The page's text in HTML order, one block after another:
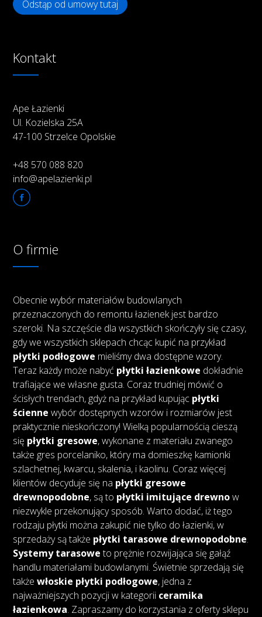
Odstąp od umowy tutaj
Kontakt
Ape Łazienki
Ul. Kozielska 25A
47-100 Strzelce Opolskie
+48 570 088 820
info@apelazienki.pl
O firmie
Obecnie wybór materiałów budowlanych
przeznaczonych do remontu łazienek jest bardzo
szeroki. Na szczęście dla wszystkich skończyły się czasy,
gdy we wszystkich sklepach chcąc kupić na przykład
płytki podłogowe mieliśmy dwa dostępne wzory.
Teraz każdy może nabyć płytki łazienkowe dokładnie
trafiające we własne gusta. Coraz trudniej mówić o
ścisłych trendach, gdyż na przykład kupując płytki
ścienne wybór dostępnych wzorów i rozmiarów jest
praktycznie nieskończony! Wielką popularnością cieszą
się płytki gresowe, wykonane z materiału zwanego
także gres porcelaniko, który ma domieszkę kamionki
szlachetnej, kwarcu, skalenia, i kaolinu. Coraz więcej
klientów decyduje się na płytki gresowe
drewnopodobne, są to płytki imitujące drewnow
niezwykle przekonujący sposób. Warto dodać, iż tego
rodzaju płytki można zakupić nie tylko do łazienki, w
sprzedaży są także płytki tarasowe drewnopodobne.
Systemy tarasoweto prężnie rozwijająca się gałąź
handlu materiałami budowlanymi. Świetnie sprzedają się
takżewłoskie płytki podłogowe, jedna z
najważniejszych pozycji w kategorii ceramika
łazienkowa. Zapraszamy do korzystania z oferty sklepu